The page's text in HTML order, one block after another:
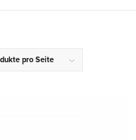
pro Seite